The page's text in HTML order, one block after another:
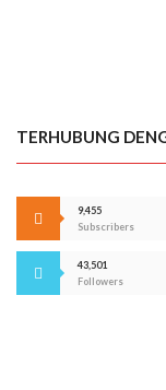
TERHUBUNG
9,455
Subscribers
43,501
Followers